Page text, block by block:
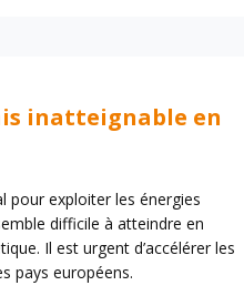
inatteignable en
pour exploiter les énergies
difficile à atteindre en
Il est urgent d’accélérer les
pays européens.